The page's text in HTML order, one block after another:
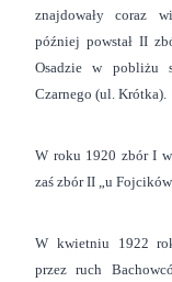
znajdowały coraz
później powstał II
Osadzie w pobliżu
Czarnego (ul. Krótka).
W roku 1920 zbór I
zaś zbór II „u
W kwietniu 1922
przez ruch